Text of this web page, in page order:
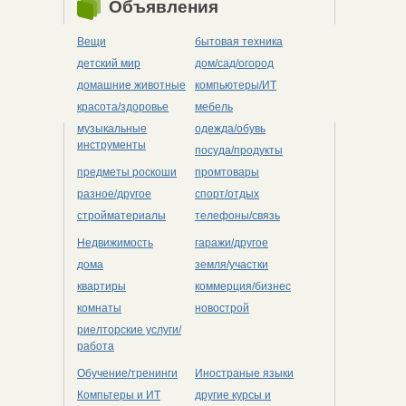
Объявления
Вещи
бытовая техника
детский мир
дом/сад/огород
домашние животные
компьютеры/ИТ
красота/здоровье
мебель
музыкальные
инструменты
одежда/обувь
посуда/продукты
предметы роскоши
промтовары
разное/другое
спорт/отдых
стройматериалы
телефоны/связь
Недвижимость
гаражи/другое
дома
земля/участки
квартиры
коммерция/бизнес
комнаты
новострой
риелторские услуги/
работа
Обучение/тренинги
Иностраные языки
Компьтеры и ИТ
другие курсы и